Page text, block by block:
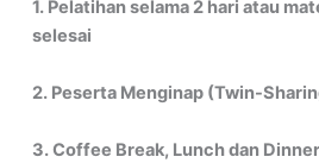
1. Pelatihan selama 2 hari atau
selesai
2. Peserta Menginap (Twin-
3. Coffee Break, Lunch dan